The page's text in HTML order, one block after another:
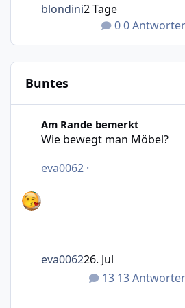
0
blondini2 Tage
Buntes
Am Rande bemerkt
Wie bewegt man Möbel?
eva0062 ·
13
eva006226. Jul